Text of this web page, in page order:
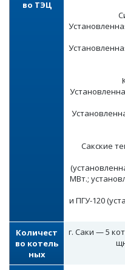
во ТЭЦ
Сакские
МВт.;
и ПГУ-120
Количест
во котель
ных
г. Саки — 5